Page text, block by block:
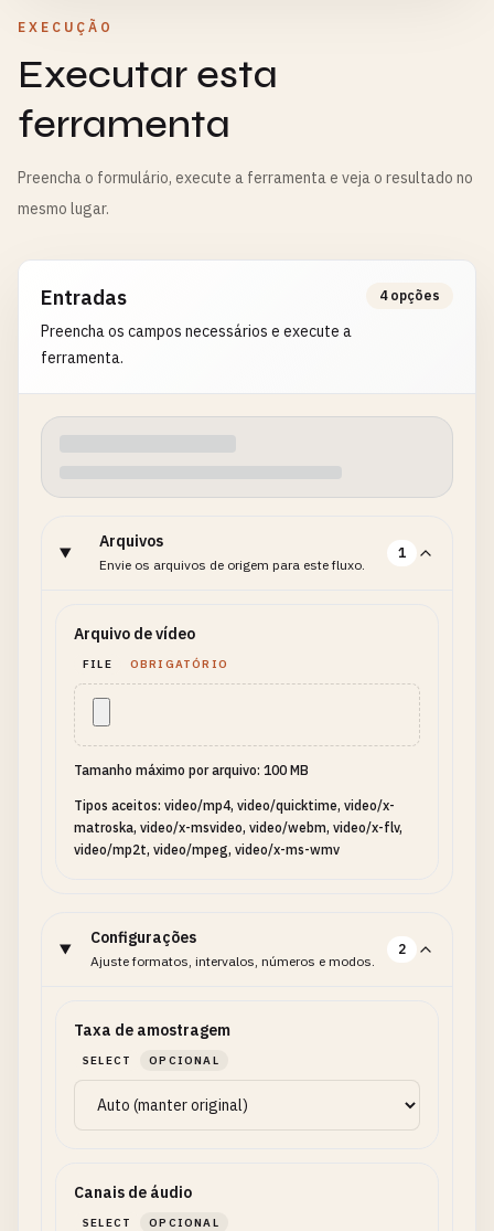
EXECUÇÃO
Executar esta
ferramenta
Preencha o formulário, execute a ferramenta e veja o resultado no
mesmo lugar.
Entradas
Preencha os campos necessários e execute a
ferramenta.
4 opções
Arquivos
Envie os arquivos de origem para este fluxo.
1
Arquivo de vídeo
FILE OBRIGATÓRIO
Tamanho máximo por arquivo: 100 MB
Tipos aceitos: video/mp4, video/quicktime, video/x-
matroska, video/x-msvideo, video/webm, video/x-flv,
video/mp2t, video/mpeg, video/x-ms-wmv
Configurações
Ajuste formatos, intervalos, números e modos.
2
Taxa de amostragem
SELECT OPCIONAL
Canais de áudio
SELECT OPCIONAL